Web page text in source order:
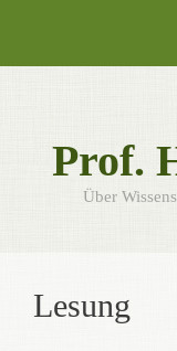
springen
Prof.
Über
Lesung